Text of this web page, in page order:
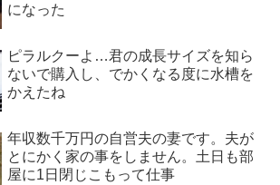
になった
ピラルクーよ…君の成長サイズを知ら
ないで購入し、でかくなる度に水槽を
かえたね
年収数千万円の自営夫の妻です。夫が
とにかく家の事をしません。土日も部
屋に1日閉じこもって仕事